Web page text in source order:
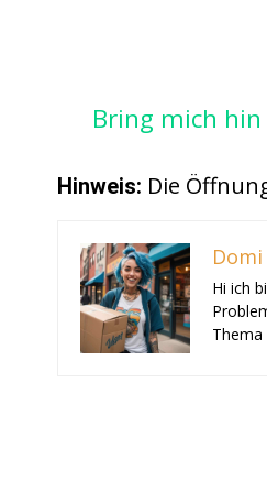
Bring mich hin
Hinweis: Die
Domi
Hi ich
Thema